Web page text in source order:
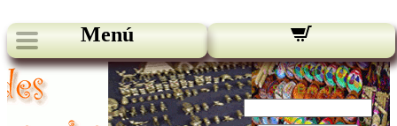
Menú
Novedades:
Su Email: